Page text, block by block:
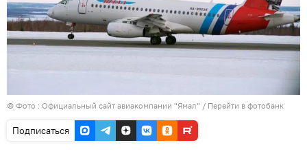
© Фото : Официальный сайт авиакомпании "Ямал" / Перейти в фотобанк
Подписаться